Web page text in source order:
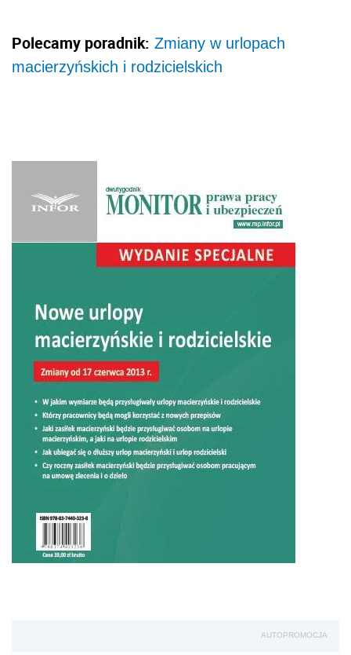
Polecamy poradnik: Zmiany w urlopach
macierzyńskich i rodzicielskich
AUTOPROMOCJA